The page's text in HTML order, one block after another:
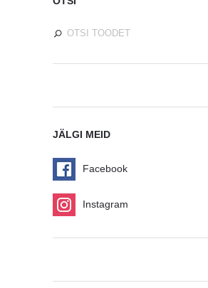
JÄLGI MEID
Facebook
Instagram